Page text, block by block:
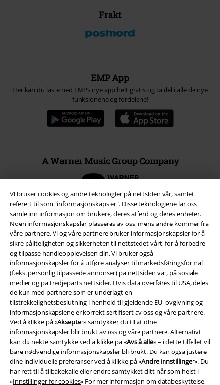
Vi bruker cookies og andre teknologier på nettsiden vår, samlet
referert til som "informasjonskapsler". Disse teknologiene lar oss
samle inn informasjon om brukere, deres atferd og deres enheter.
Noen informasjonskapsler plasseres av oss, mens andre kommer fra
våre partnere. Vi og våre partnere bruker informasjonskapsler for å
sikre påliteligheten og sikkerheten til nettstedet vårt, for å forbedre
og tilpasse handleopplevelsen din. Vi bruker også
informasjonskapsler for å utføre analyser til markedsføringsformål
(f.eks. personlig tilpassede annonser) på nettsiden vår, på sosiale
medier og på tredjeparts nettsider. Hvis data overføres til USA, deles
de kun med partnere som er underlagt en
tilstrekkelighetsbeslutning i henhold til gjeldende EU-lovgivning og
informasjonskapslene er korrekt sertifisert av oss og våre partnere.
Ved å klikke på «Aksepter» samtykker du til at dine
informasjonskapsler blir brukt av oss og våre partnere. Alternativt
kan du nekte samtykke ved å klikke på «Avslå alle» – i dette tilfellet vil
bare nødvendige informasjonskapsler bli brukt. Du kan også justere
dine individuelle preferanser ved å klikke på «Andre innstillinger». Du
har rett til å tilbakekalle eller endre samtykket ditt når som helst i
«Innstillinger for cookies» For mer informasjon om databeskyttelse,
Frakt
EMP App
Her kan du laste ned EMPs nye app helt gratis og ta del i alle de nye
funksjonene og fordelene!
A Warner Music Group Company
Juridisk informasjon/Vilkår
Vilkår
Impressum
Konfidensialitetserklæring